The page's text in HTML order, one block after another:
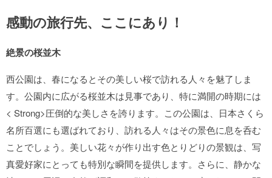
感動の旅行先、ここにあり！
絶景の桜並木
西公園は、春になるとその美しい桜で訪れる人々を魅了しま
す。公園内に広がる桜並木は見事であり、特に満開の時期には
< Strong>圧倒的な美しさを誇ります。この公園は、日本さくら
名所百選にも選ばれており、訪れる人々はその景色に息を呑む
ことでしょう。美しい花々が作り出す色とりどりの景観は、写
真愛好家にとっても特別な瞬間を提供します。さらに、静かな